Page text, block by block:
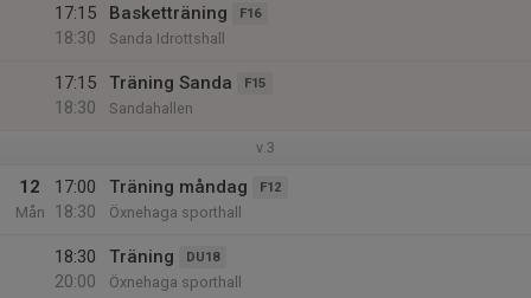
17:15
18:30
Basketträning F16
Sanda Idrottshall
17:15
18:30
Träning Sanda F15
Sandahallen
v.3
12
Mån
17:00
18:30
Träning måndag F12
Öxnehaga sporthall
18:30
20:00
Träning DU18
Öxnehaga sporthall